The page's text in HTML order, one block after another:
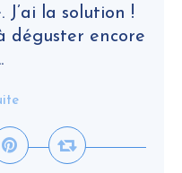
J’ai la solution !
déguster encore